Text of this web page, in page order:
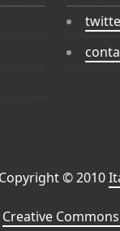
Copyright © 2010
Creative